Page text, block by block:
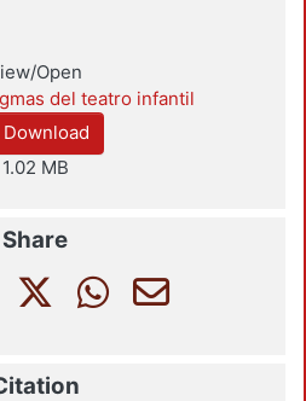
Open
del teatro infantil
Download
1.02 MB
Share